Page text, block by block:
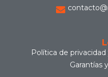
Política de
Garantías